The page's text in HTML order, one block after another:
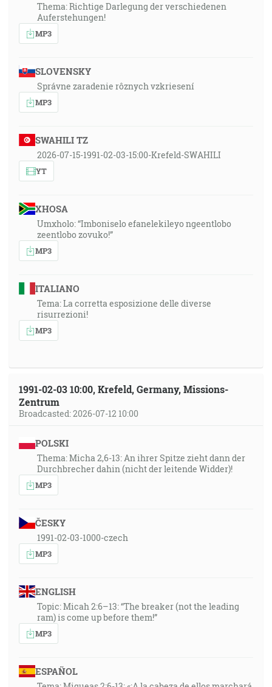
Thema: Richtige Darlegung der verschiedenen
Auferstehungen!
MP3
SLOVENSKY
Správne zaradenie rôznych vzkriesení
MP3
SWAHILI TZ
2026-07-15-1991-02-03-15:00-Krefeld-SWAHILI
YT
XHOSA
Umxholo: “Imboniselo efanelekileyo ngeentlobo
zeentlobo zovuko!”
MP3
ITALIANO
Tema: La corretta esposizione delle diverse
risurrezioni!
MP3
1991-02-03 10:00, Krefeld, Germany, Missions-
Zentrum
Broadcasted: 2026-07-12 10:00
POLSKI
Thema: Micha 2,6-13: An ihrer Spitze zieht dann der
Durchbrecher dahin (nicht der leitende Widder)!
MP3
ČESKY
1991-02-03-1000-czech
MP3
ENGLISH
Topic: Micah 2:6–13: “The breaker (not the leading
ram) is come up before them!”
MP3
ESPAÑOL